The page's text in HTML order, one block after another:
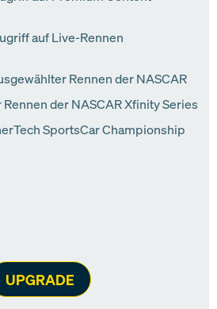
auf Live-Rennen
Rennen der NASCAR
der NASCAR Xfinity Series
SportsCar Championship
UPGRADE